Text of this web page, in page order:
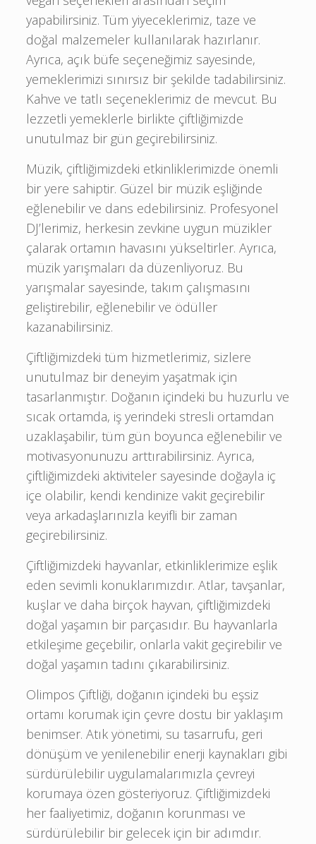
yapabilirsiniz. Tüm yiyeceklerimiz, taze ve
doğal malzemeler kullanılarak hazırlanır.
Ayrıca, açık büfe seçeneğimiz sayesinde,
yemeklerimizi sınırsız bir şekilde tadabilirsiniz.
Kahve ve tatlı seçeneklerimiz de mevcut. Bu
lezzetli yemeklerle birlikte çiftliğimizde
unutulmaz bir gün geçirebilirsiniz.
Müzik, çiftliğimizdeki etkinliklerimizde önemli
bir yere sahiptir. Güzel bir müzik eşliğinde
eğlenebilir ve dans edebilirsiniz. Profesyonel
DJ’lerimiz, herkesin zevkine uygun müzikler
çalarak ortamın havasını yükseltirler. Ayrıca,
müzik yarışmaları da düzenliyoruz. Bu
yarışmalar sayesinde, takım çalışmasını
geliştirebilir, eğlenebilir ve ödüller
kazanabilirsiniz.
Çiftliğimizdeki tüm hizmetlerimiz, sizlere
unutulmaz bir deneyim yaşatmak için
tasarlanmıştır. Doğanın içindeki bu huzurlu ve
sıcak ortamda, iş yerindeki stresli ortamdan
uzaklaşabilir, tüm gün boyunca eğlenebilir ve
motivasyonunuzu arttırabilirsiniz. Ayrıca,
çiftliğimizdeki aktiviteler sayesinde doğayla iç
içe olabilir, kendi kendinize vakit geçirebilir
veya arkadaşlarınızla keyifli bir zaman
geçirebilirsiniz.
Çiftliğimizdeki hayvanlar, etkinliklerimize eşlik
eden sevimli konuklarımızdır. Atlar, tavşanlar,
kuşlar ve daha birçok hayvan, çiftliğimizdeki
doğal yaşamın bir parçasıdır. Bu hayvanlarla
etkileşime geçebilir, onlarla vakit geçirebilir ve
doğal yaşamın tadını çıkarabilirsiniz.
Olimpos Çiftliği, doğanın içindeki bu eşsiz
ortamı korumak için çevre dostu bir yaklaşım
benimser. Atık yönetimi, su tasarrufu, geri
dönüşüm ve yenilenebilir enerji kaynakları gibi
sürdürülebilir uygulamalarımızla çevreyi
korumaya özen gösteriyoruz. Çiftliğimizdeki
her faaliyetimiz, doğanın korunması ve
sürdürülebilir bir gelecek için bir adımdır.